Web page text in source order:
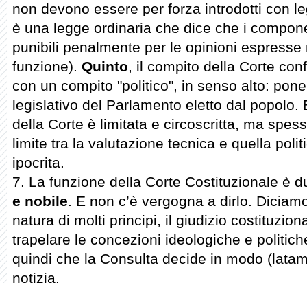
non devono essere per forza introdotti con
è una legge ordinaria che dice che i
punibili penalmente per le opinioni
funzione). Quinto, il compito della Corte
con un compito "politico", in senso alto:
legislativo del Parlamento eletto dal popolo.
della Corte è limitata e circoscritta, ma
limite tra la valutazione tecnica e quella
ipocrita.
7. La funzione della Corte Costituzionale è
e nobile. E non c’è vergogna a dirlo.
natura di molti principi, il giudizio
trapelare le concezioni ideologiche e
quindi che la Consulta decide in modo
notizia.